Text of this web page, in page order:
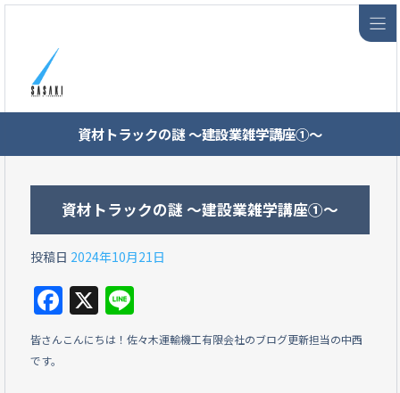
資材トラックの謎 ～建設業雑学講座①～
資材トラックの謎 ～建設業雑学講座①～
投稿日 2024年10月21日
F
a
c
X Li
n
e
皆さんこんにちは！佐々木運輸機工有限会社のブログ更新担当の中西
です。